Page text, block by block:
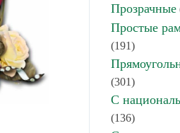
Прозрачные
Простые
(191)
(301)
С
(136)